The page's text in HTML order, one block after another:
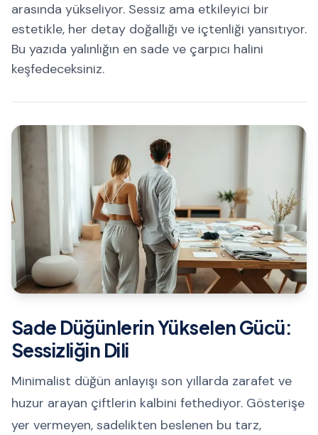
arasında yükseliyor. Sessiz ama etkileyici bir
estetikle, her detay doğallığı ve içtenliği yansıtıyor.
Bu yazıda yalınlığın en sade ve çarpıcı halini
keşfedeceksiniz.
Sade Düğünlerin Yükselen Gücü:
Sessizliğin Dili
Minimalist düğün anlayışı son yıllarda zarafet ve
huzur arayan çiftlerin kalbini fethediyor. Gösterişe
yer vermeyen, sadelikten beslenen bu tarz,